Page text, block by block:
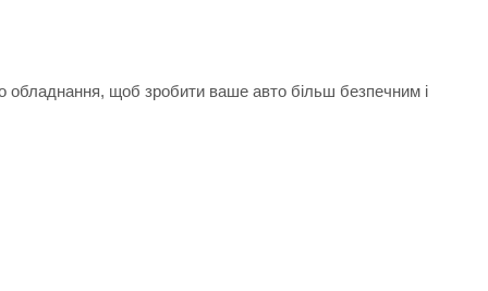
обладнання, щоб зробити ваше авто більш безпечним і